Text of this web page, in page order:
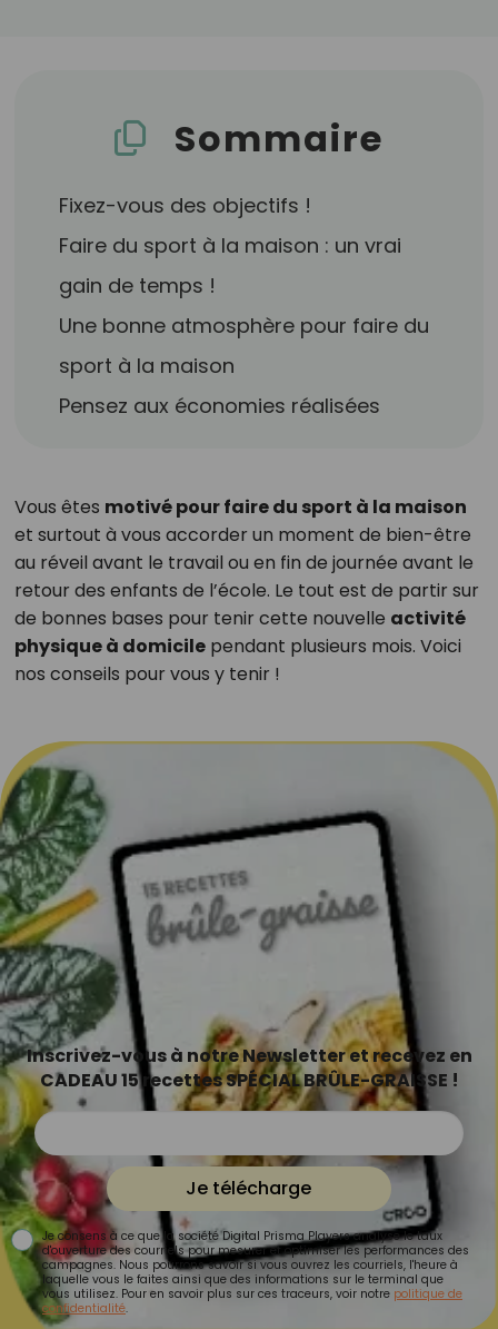
Sommaire
Fixez-vous des objectifs !
Faire du sport à la maison : un vrai
gain de temps !
Une bonne atmosphère pour faire du
sport à la maison
Pensez aux économies réalisées
Vous êtes motivé pour faire du sport à la maison
et surtout à vous accorder un moment de bien-être
au réveil avant le travail ou en fin de journée avant le
retour des enfants de l’école. Le tout est de partir sur
de bonnes bases pour tenir cette nouvelle activité
physique à domicilependant plusieurs mois. Voici
nos conseils pour vous y tenir !
Inscrivez-vous à notre Newsletter et recevez en
CADEAU 15 recettes SPÉCIAL BRÛLE-GRAISSE !
Je télécharge
Je consens à ce que la société Digital Prisma Players analyse le taux
d'ouverture des courriels pour mesurer et optimiser les performances des
campagnes. Nous pourrons savoir si vous ouvrez les courriels, l'heure à
laquelle vous le faites ainsi que des informations sur le terminal que
vous utilisez. Pour en savoir plus sur ces traceurs, voir notre politique de
confidentialité.